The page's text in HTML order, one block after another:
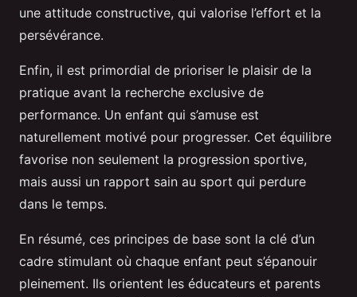
une attitude constructive, qui valorise l’effort et la
persévérance.
Enfin, il est primordial de prioriser le plaisir de la
pratique avant la recherche exclusive de
performance. Un enfant qui s’amuse est
naturellement motivé pour progresser. Cet équilibre
favorise non seulement la progression sportive,
mais aussi un rapport sain au sport qui perdure
dans le temps.
En résumé, ces principes de base sont la clé d’un
cadre stimulant où chaque enfant peut s’épanouir
pleinement. Ils orientent les éducateurs et parents